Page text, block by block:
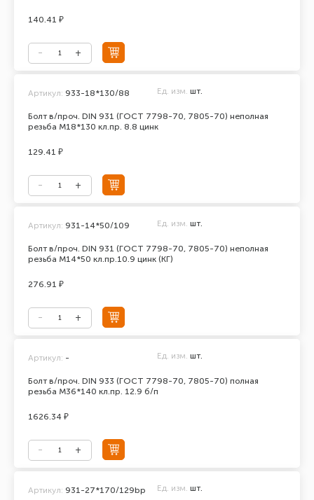
140.41 ₽
Болт в/проч. DIN 931 (ГОСТ 7798-70, 7805-70) неполная
резьба М18*130 кл.пр. 8.8 цинк
Артикул: 933-18*130/88 Ед. изм. шт.
129.41 ₽
Болт в/проч. DIN 931 (ГОСТ 7798-70, 7805-70) неполная
резьба М14*50 кл.пр.10.9 цинк (КГ)
Артикул: 931-14*50/109 Ед. изм. шт.
276.91 ₽
Болт в/проч. DIN 933 (ГОСТ 7798-70, 7805-70) полная
резьба М36*140 кл.пр. 12.9 б/п
Артикул: - Ед. изм. шт.
1626.34 ₽
Артикул: 931-27*170/129bp Ед. изм. шт.